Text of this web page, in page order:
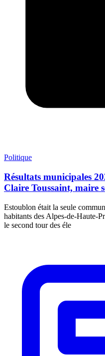
Politique
Résultats municipales
Claire Toussaint, maire
Estoublon était la seule
habitants des Alpes-de-Haute-
le second tour des éle